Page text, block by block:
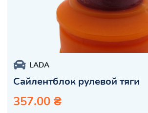
LADA
Сайлентблок рулевой тяги
357.00 ₴